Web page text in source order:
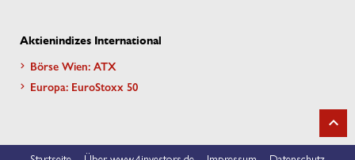
Aktienindizes International
Börse Wien: ATX
Europa: EuroStoxx 50